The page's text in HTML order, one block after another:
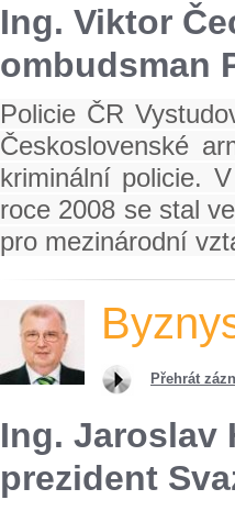
Ing. Viktor
ombudsman
Policie ČR
Československé
kriminální policie.
roce 2008 se stal
pro mezinárodní
Přehrát
Ing. Jaroslav
prezident